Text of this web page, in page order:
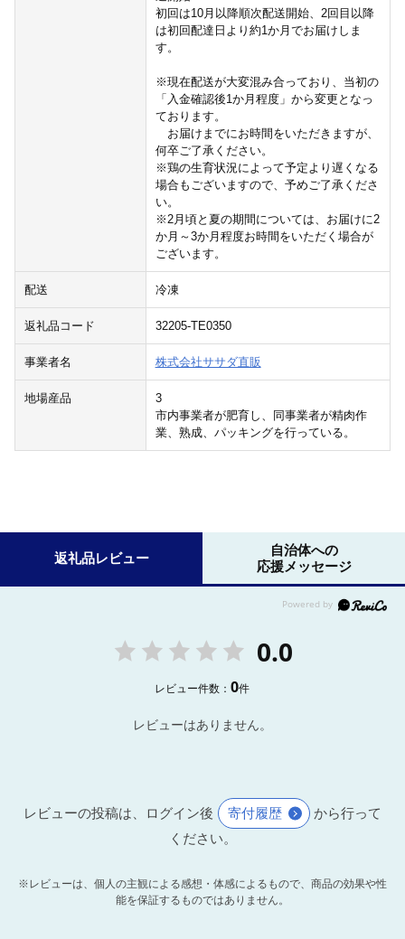
初回は10月以降順次配送開始、2回目以降
は初回配達日より約1か月でお届けしま
す。
※現在配送が大変混み合っており、当初の
「入金確認後1か月程度」から変更となっ
ております。
お届けまでにお時間をいただきますが、
何卒ご了承ください。
※鶏の生育状況によって予定より遅くなる
場合もございますので、予めご了承くださ
い。
※2月頃と夏の期間については、お届けに2
か月～3か月程度お時間をいただく場合が
ございます。
配送 冷凍
返礼品コード 32205-TE0350
事業者名 株式会社ササダ直販
地場産品
3
市内事業者が肥育し、同事業者が精肉作
業、熟成、パッキングを行っている。
返礼品レビュー
自治体への
応援メッセージ
0.0
レビュー件数：0件
レビューはありません。
レビューの投稿は、ログイン後 寄付履歴
から行って
ください。
※レビューは、個人の主観による感想・体感によるもので、商品の効果や性
能を保証するものではありません。